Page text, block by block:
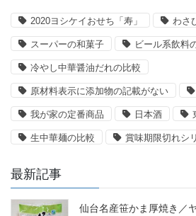
2020ヨシケイおせち「寿」 わさ
スーパーの和菓子 ビール系飲料
冷やし中華醤油だれの比較
原材料表示に添加物の記載がない
我が家の定番商品 日本酒
生中華麺の比較 賞味期限切れシ
最新記事
仙台名産笹かま厚焼き／